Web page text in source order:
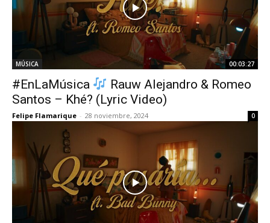
MÚSICA 00:03:27
#EnLaMúsica
Rauw Alejandro & Romeo
Santos – Khé? (Lyric Video)
Felipe Flamarique - 28 noviembre, 2024 0